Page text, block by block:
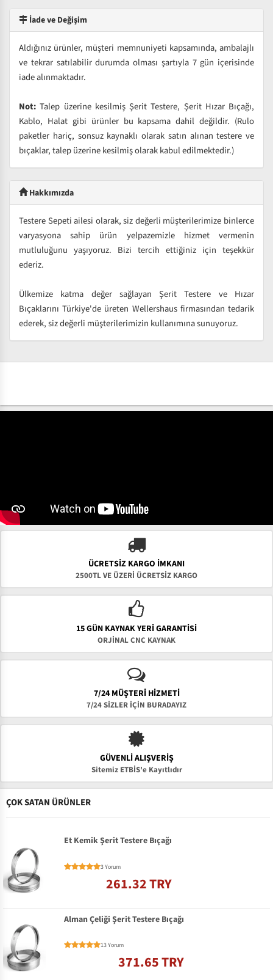
İade ve Değişim
Aldığınız ürünler, müşteri memnuniyeti kapsamında, ambalajlı
ve tekrar satılabilir durumda olması şartıyla 7 gün içerisinde
iade alınmaktadır.
Not: Talep üzerine kesilmiş Şerit Testere, Şerit Hızar Bıçağı,
Kablo, Halat gibi ürünler bu kapsama dahil değildir. (Rulo
paketler hariç, sonsuz kaynaklı olarak satın alınan testere ve
bıçaklar, talep üzerine kesilmiş olarak kabul edilmektedir.)
Hakkımızda
Testere Sepeti ailesi olarak, siz değerli müşterilerimize binlerce
varyasyona sahip ürün yelpazemizle hizmet vermenin
mutluluğunu yaşıyoruz. Bizi tercih ettiğiniz için teşekkür
ederiz.
Ülkemize katma değer sağlayan Şerit Testere ve Hızar
Bıçaklarını Türkiye'de üreten Wellershaus firmasından tedarik
ederek, siz değerli müşterilerimizin kullanımına sunuyoruz.
ÜCRETSIZ KARGO İMKANI
2500TL VE ÜZERİ ÜCRETSİZ KARGO
15 GÜN KAYNAK YERI GARANTISI
ORJİNAL CNC KAYNAK
7/24 MÜŞTERİ HİZMETİ
7/24 SİZLER İÇİN BURADAYIZ
GÜVENLI ALIŞVERIŞ
Sitemiz ETBİS'e Kayıtlıdır
ÇOK SATAN ÜRÜNLER
Et Kemik Şerit Testere Bıçağı
3 Yorum
261.32 TRY
Alman Çeliği Şerit Testere Bıçağı
13 Yorum
371.65 TRY